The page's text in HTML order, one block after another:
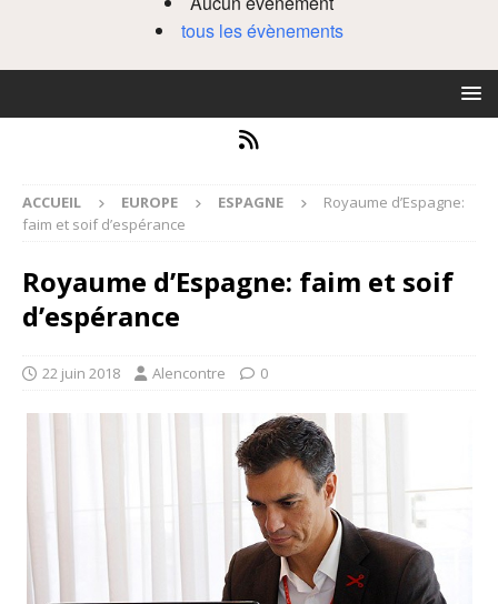
tous les évènements
ACCUEIL EUROPE ESPAGNE
Royaume d’Espagne:
faim et soif d’espérance
Royaume d’Espagne: faim et soif
d’espérance
22 juin 2018 Alencontre 0